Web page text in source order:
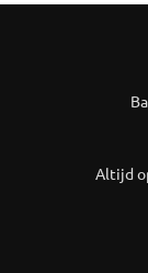
Altijd